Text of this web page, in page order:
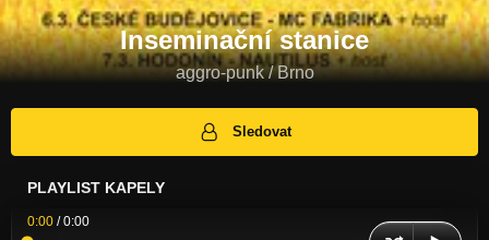
Inseminační stanice
aggro-punk / Brno
Sledovat
PLAYLIST KAPELY
0:00 /0:00